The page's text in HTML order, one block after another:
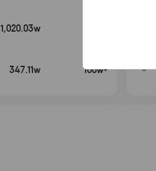
1,020.03w
347.11w 100w+ 5